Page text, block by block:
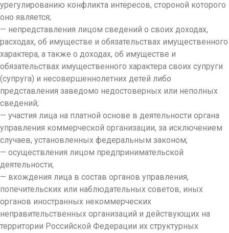
урегулированию конфликта интересов, стороной которого
оно является;
— непредставления лицом сведений о своих доходах,
расходах, об имуществе и обязательствах имущественного
характера, а также о доходах, об имуществе и
обязательствах имущественного характера своих супруги
(супруга) и несовершеннолетних детей либо
представления заведомо недостоверных или неполных
сведений;
— участия лица на платной основе в деятельности органа
управления коммерческой организации, за исключением
случаев, установленных федеральным законом;
— осуществления лицом предпринимательской
деятельности;
— вхождения лица в состав органов управления,
попечительских или наблюдательных советов, иных
органов иностранных некоммерческих
неправительственных организаций и действующих на
территории Российской Федерации их структурных